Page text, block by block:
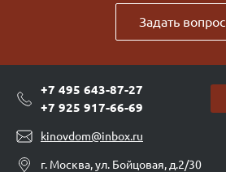
Задать вопрос
+7 495 643-87-27
+7 925 917-66-69
kinovdom@inbox.ru
г. Москва, ул. Бойцовая, д.2/30